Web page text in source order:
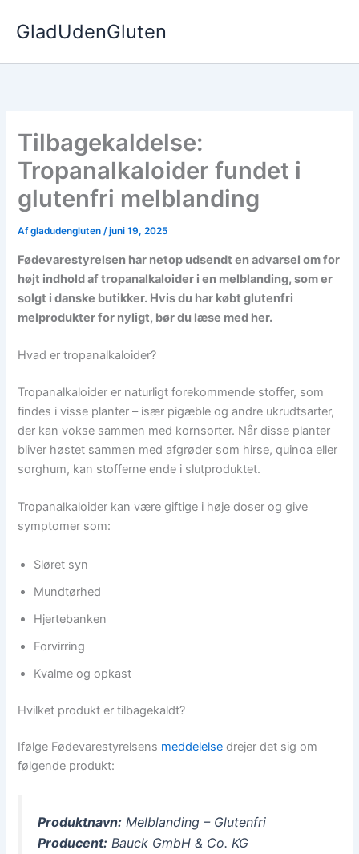
GladUdenGluten
Tilbagekaldelse:
Tropanalkaloider fundet i
glutenfri melblanding
Afgladudengluten/juni 19, 2025
Fødevarestyrelsen har netop udsendt en advarsel om for
højt indhold af tropanalkaloider i en melblanding, som er
solgt i danske butikker. Hvis du har købt glutenfri
melprodukter for nyligt, bør du læse med her.
Hvad er tropanalkaloider?
Tropanalkaloider er naturligt forekommende stoffer, som
findes i visse planter – især pigæble og andre ukrudtsarter,
der kan vokse sammen med kornsorter. Når disse planter
bliver høstet sammen med afgrøder som hirse, quinoa eller
sorghum, kan stofferne ende i slutproduktet.
Tropanalkaloider kan være giftige i høje doser og give
symptomer som:
Sløret syn
Mundtørhed
Hjertebanken
Forvirring
Kvalme og opkast
Hvilket produkt er tilbagekaldt?
Ifølge Fødevarestyrelsens meddelelse drejer det sig om
følgende produkt:
Produktnavn: Melblanding – Glutenfri
Producent: Bauck GmbH & Co. KG